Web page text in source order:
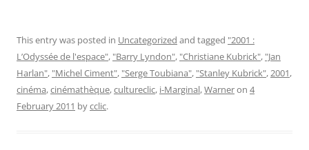
This entry was posted in Uncategorized and tagged "2001 :
L’Odyssée de l'espace", "Barry Lyndon", "Christiane Kubrick", "Jan
Harlan", "Michel Ciment", "Serge Toubiana", "Stanley Kubrick",2001,
cinéma,cinémathèque,cultureclic, i-Marginal,Warneron 4
February 2011 bycclic.